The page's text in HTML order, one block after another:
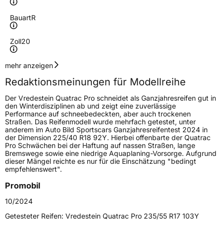
BauartR
Zoll20
Geschwindigkeitsindex
Höchstgeschwindigkeit
300 km/h
Lastindex106
Höchstlast950 kg
Generelle Merkmale
FahrzeugtypSUV
Verwendung
Modellname
Fahrzeugart PKW & SUV
mehr anzeigen
Redaktionsmeinungen für Modellreihe
Der Vredestein Quatrac Pro schneidet als Ganzjahresreifen gut in
den Winterdisziplinen ab und zeigt eine zuverlässige
Performance auf schneebedeckten, aber auch trockenen
Straßen. Das Reifenmodell wurde mehrfach getestet, unter
anderem im Auto Bild Sportscars Ganzjahresreifentest 2024 in
der Dimension 225/40 R18 92Y. Hierbei offenbarte der Quatrac
Pro Schwächen bei der Haftung auf nassen Straßen, lange
Bremswege sowie eine niedrige Aquaplaning-Vorsorge. Aufgrund
dieser Mängel reichte es nur für die Einschätzung "bedingt
empfehlenswert".
Promobil
10/2024
Getesteter Reifen: Vredestein Quatrac Pro 235/55 R17 103Y